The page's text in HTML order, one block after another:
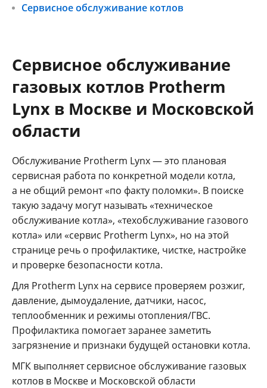
Сервисное обслуживание котлов
Сервисное обслуживание
газовых котлов Protherm
Lynx в Москве и Московской
области
Обслуживание Protherm Lynx — это плановая
сервисная работа по конкретной модели котла,
а не общий ремонт «по факту поломки». В поиске
такую задачу могут называть «техническое
обслуживание котла», «техобслуживание газового
котла» или «сервис Protherm Lynx», но на этой
странице речь о профилактике, чистке, настройке
и проверке безопасности котла.
Для Protherm Lynx на сервисе проверяем розжиг,
давление, дымоудаление, датчики, насос,
теплообменник и режимы отопления/ГВС.
Профилактика помогает заранее заметить
загрязнение и признаки будущей остановки котла.
МГК выполняет сервисное обслуживание газовых
котлов в Москве и Московской области